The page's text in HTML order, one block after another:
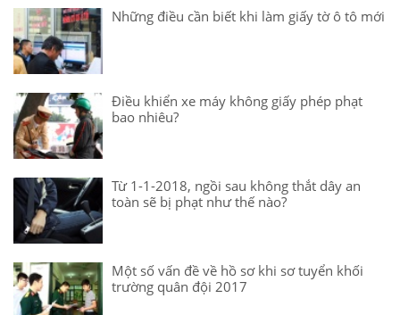
Những điều cần biết khi làm giấy tờ ô tô mới
Điều khiển xe máy không giấy phép phạt
bao nhiêu?
Từ 1-1-2018, ngồi sau không thắt dây an
toàn sẽ bị phạt như thế nào?
Một số vấn đề về hồ sơ khi sơ tuyển khối
trường quân đội 2017